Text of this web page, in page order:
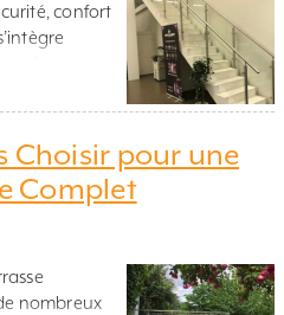
confort
n’est pas
et à la
comment
[…]
Choisir pour une
Complet
nombreux